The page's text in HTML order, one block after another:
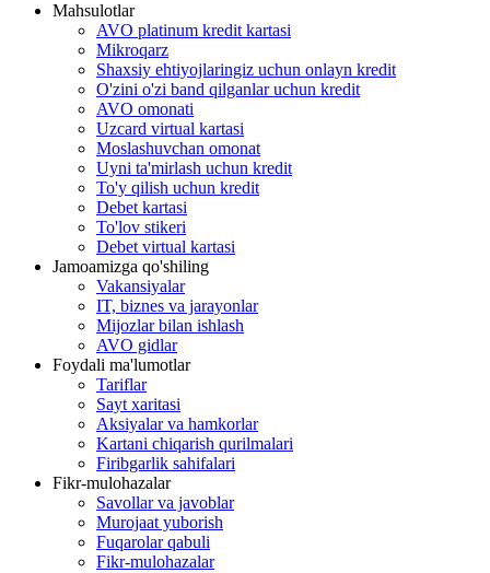
Mahsulotlar
AVO platinum kredit kartasi
Mikroqarz
Shaxsiy ehtiyojlaringiz uchun onlayn kredit
O'zini o'zi band qilganlar uchun kredit
AVO omonati
Uzcard virtual kartasi
Moslashuvchan omonat
Uyni ta'mirlash uchun kredit
To'y qilish uchun kredit
Debet kartasi
To'lov stikeri
Debet virtual kartasi
Jamoamizga qo'shiling
Vakansiyalar
IT, biznes va jarayonlar
Mijozlar bilan ishlash
AVO gidlar
Foydali ma'lumotlar
Tariflar
Sayt xaritasi
Aksiyalar va hamkorlar
Kartani chiqarish qurilmalari
Firibgarlik sahifalari
Fikr-mulohazalar
Savollar va javoblar
Murojaat yuborish
Fuqarolar qabuli
Fikr-mulohazalar